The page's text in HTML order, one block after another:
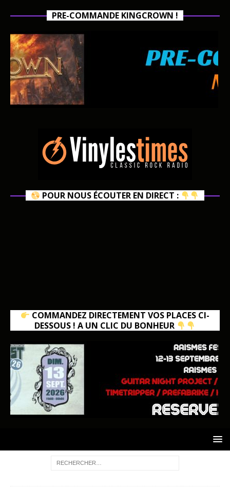
PRE-COMMANDE KINGCROWN !
POUR NOUS ÉCOUTER EN DIRECT :
COMMANDEZ DIRECTEMENT VOS PLACES CI-
DESSOUS ! A UN CLIC DU BONHEUR